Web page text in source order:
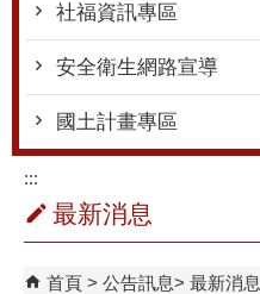
社福資訊專區
安全衛生網路宣導
國土計畫專區
:::
最新消息
首頁 公告訊息 最新消息